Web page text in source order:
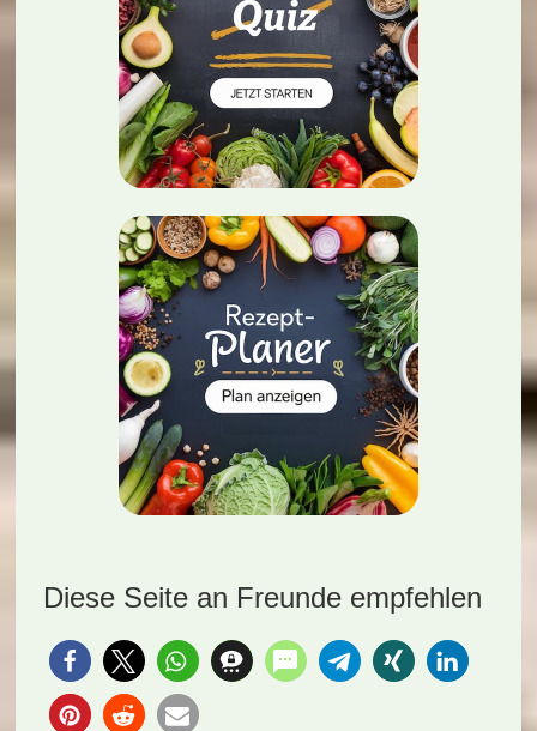
Diese Seite an Freunde empfehlen